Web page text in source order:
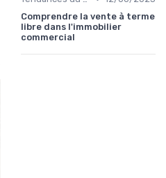
Comprendre la vente à terme
libre dans l'immobilier
commercial